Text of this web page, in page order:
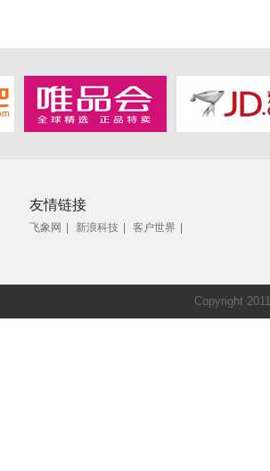
友情链接
飞象网 新浪科技 客户世界
Copyright